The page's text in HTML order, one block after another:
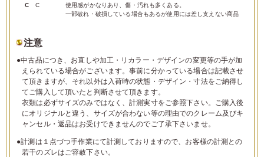
C C
使用感がかなりあり、傷・汚れも多くある。
一部破れ・破損している場合もあるが使用には差し支えない商品
注意
●中古品につき、お直しや加工・リカラー・デザインの変更等の手が加
えられている場合がございます。事前に分かっている場合は記載させ
て頂きますが、それ以外は入荷時の状態・デザイン・寸法をご納得し
てご購入して頂いたと判断させて頂きます。
衣類は必ずサイズのみではなく、計測実寸をご参照下さい。ご購入後
にオリジナルと違う、サイズが合わない等の理由でのクレーム及びキ
ャンセル・返品はお受けできませんのでご了承下さいませ。
●計測は１点づつ手作業にて計測しておりますので、お客様の計測との
若干のズレはご容赦下さい。